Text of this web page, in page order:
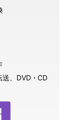
、DVD・CD